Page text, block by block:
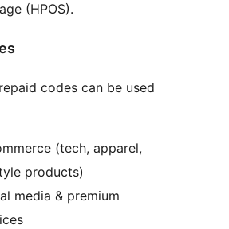
(HPOS).
codes can be used
(tech, apparel,
products)
media & premium